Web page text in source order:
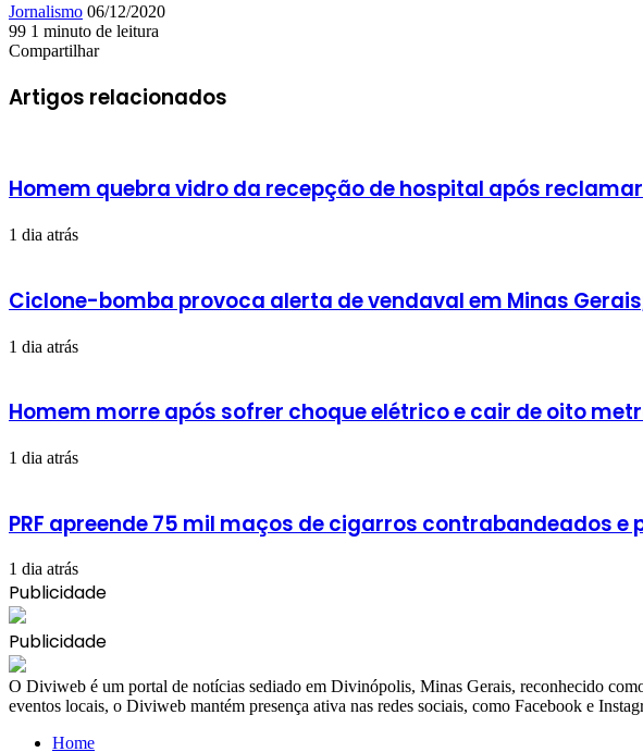
Jornalismo Mande
um
e-
06/12/2020
99 1 minuto de leitura
Facebook
X
Linkedin
Skype
Messenger
Messenger
WhatsApp
Telegram
Compartilhar
via
e-
Artigos relacionados
Homem quebra vidro da recepção de hospital após
1 dia atrás
Ciclone-bomba provoca alerta de vendaval em Minas
1 dia atrás
Homem morre após sofrer choque elétrico e cair de oito
1 dia atrás
PRF apreende 75 mil maços de cigarros contrabandeados e
1 dia atrás
Publicidade
Publicidade
​O Diviweb é um portal de notícias sediado em Divinópolis, Minas Gerais, reconhecido
eventos locais, o Diviweb mantém presença ativa nas redes sociais, como Facebook e
Home